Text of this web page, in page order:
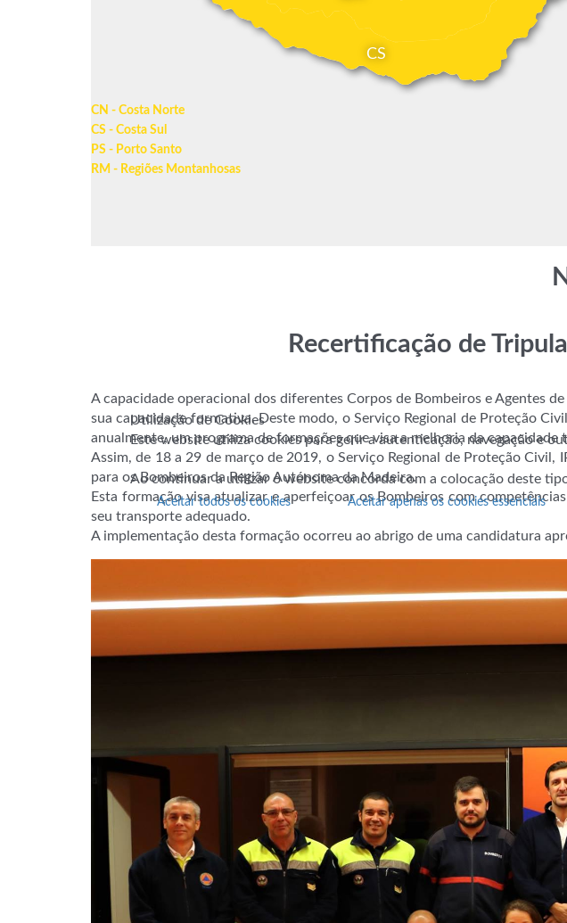
CS
CN - Costa Norte
CS - Costa Sul
PS - Porto Santo
RM - Regiões Montanhosas
Recertificação de
A capacidade operacional dos diferentes Corpos de Bombeiros e Agentes
sua capacidade formativa. Deste modo, o Serviço Regional de Proteção
anualmente, um programa de formações que visa a melhoria da
Assim, de 18 a 29 de março de 2019, o Serviço Regional de Proteção
para os Bombeiros da Região Autónoma da Madeira.
Esta formação visa atualizar e aperfeiçoar os Bombeiros com
seu transporte adequado.
A implementação desta formação ocorreu ao abrigo de uma candidatura
Utilização de Cookies
Este website utiliza cookies para gerir a autenticação, navegação e
Ao continuar a utilizar o website concorda com a colocação deste
Aceitar todos os cookies Aceitar apenas os cookies essenciais